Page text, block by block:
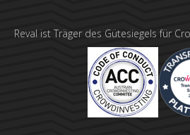
Reval ist Träger des Gütesiegels für